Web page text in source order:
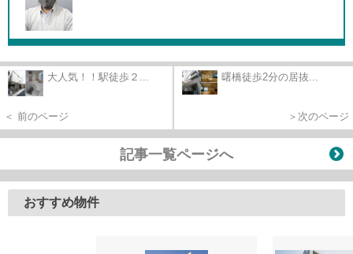
大人気！！駅徒歩２...
＜ 前のページ
曙橋徒歩2分の居抜...
＞次のページ
記事一覧ページへ
おすすめ物件